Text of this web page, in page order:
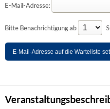
E-Mail-Adresse:
Bitte Benachrichtigung ab
E-Mail-Adresse auf die Warteliste